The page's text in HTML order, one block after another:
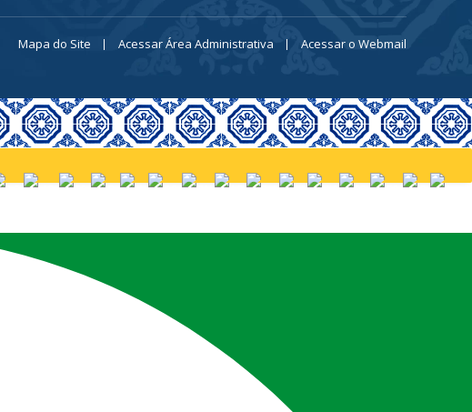
Mapa do Site Acessar Área Administrativa Acessar o Webmail